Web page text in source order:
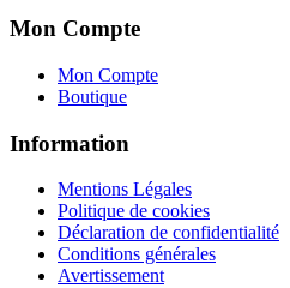
Mon Compte
Mon Compte
Boutique
Information
Mentions Légales
Politique de cookies
Déclaration de confidentialité
Conditions générales
Avertissement